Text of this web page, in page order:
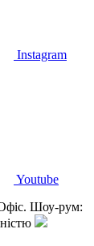
Instagram
Youtube
Шоу-рум: